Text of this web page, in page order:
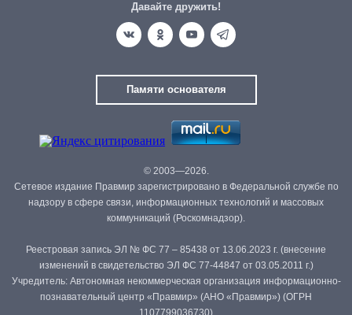
Давайте дружить!
Памяти основателя
© 2003—2026.
Сетевое издание Правмир зарегистрировано в Федеральной службе по
надзору в сфере связи, информационных технологий и массовых
коммуникаций (Роскомнадзор).
Реестровая запись ЭЛ № ФС 77 – 85438 от 13.06.2023 г. (внесение
изменений в свидетельство ЭЛ ФС 77-44847 от 03.05.2011 г.)
Учредитель: Автономная некоммерческая организация информационно-
познавательный центр «Правмир» (АНО «Правмир») (ОГРН
1107799036730)